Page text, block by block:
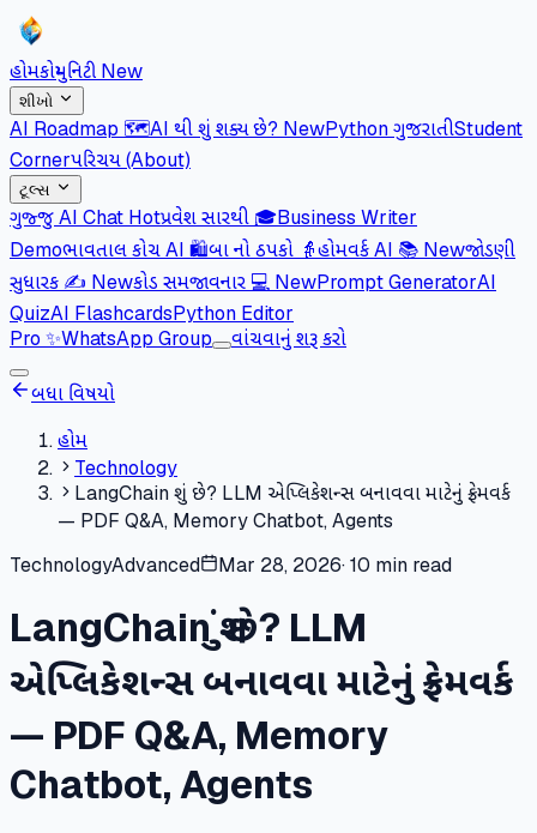
હોમકોમ્યુનિટી New
શીખો
AI Roadmap 🗺️AI થી શું શક્ય છે? NewPython ગુજરાતીStudent
Cornerપરિચય (About)
ટૂલ્સ
ગુજ્જુ AI Chat Hotપ્રવેશ સારથી 🎓Business Writer
Demoભાવતાલ કોચ AI 🛍️બા નો ઠપકો 👵હોમવર્ક AI 📚 Newજોડણી
સુધારક ✍️ Newકોડ સમજાવનાર 💻 NewPrompt GeneratorAI
QuizAI FlashcardsPython Editor
Pro ✨WhatsApp Group વાંચવાનું શરૂ કરો
બધા વિષયો
હોમ
Technology
LangChain શું છે? LLM એપ્લિકેશન્સ બનાવવા માટેનું ફ્રેમવર્ક
— PDF Q&A, Memory Chatbot, Agents
TechnologyAdvanced Mar 28, 2026·10 min read
LangChain શું છે? LLM
એપ્લિકેશન્સ બનાવવા માટેનું ફ્રેમવર્ક
— PDF Q&A, Memory
Chatbot, Agents